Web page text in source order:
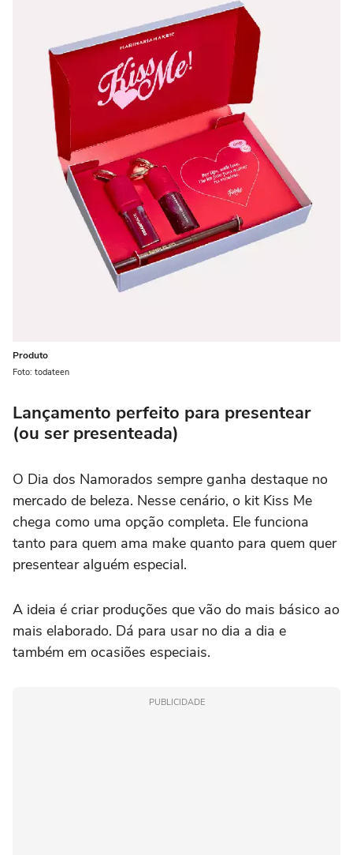
Produto
Foto: todateen
Lançamento perfeito para presentear
(ou ser presenteada)
O Dia dos Namorados sempre ganha destaque no
mercado de beleza. Nesse cenário, o kit Kiss Me
chega como uma opção completa. Ele funciona
tanto para quem ama make quanto para quem quer
presentear alguém especial.
A ideia é criar produções que vão do mais básico ao
mais elaborado. Dá para usar no dia a dia e
também em ocasiões especiais.
PUBLICIDADE